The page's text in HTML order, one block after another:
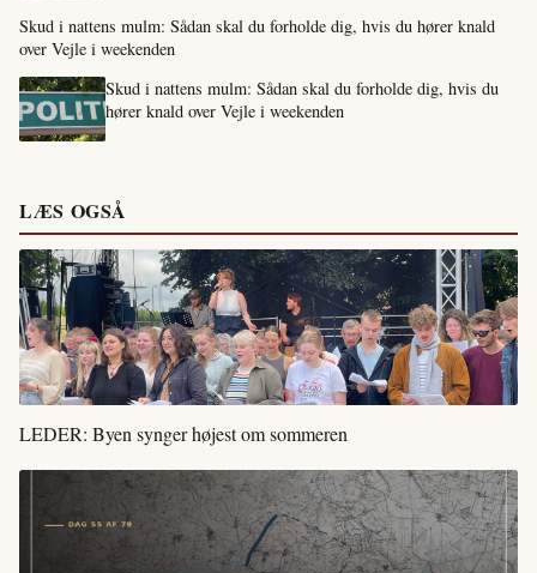
Skud i nattens mulm: Sådan skal du forholde dig, hvis du hører knald
over Vejle i weekenden
Skud i nattens mulm: Sådan skal du forholde dig, hvis du
hører knald over Vejle i weekenden
LÆS OGSÅ
LEDER: Byen synger højest om sommeren